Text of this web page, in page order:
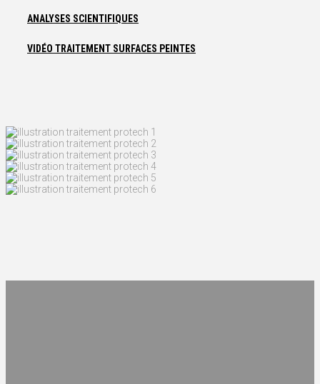
ANALYSES SCIENTIFIQUES
VIDÉO TRAITEMENT SURFACES PEINTES